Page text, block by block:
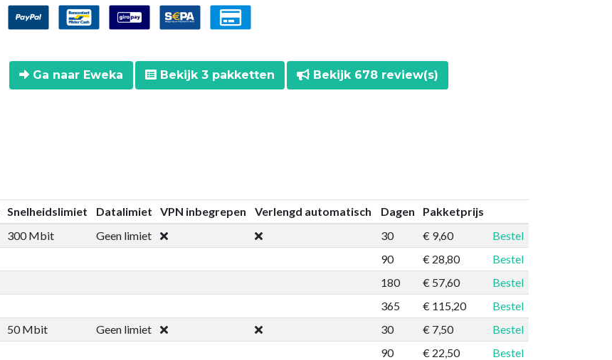
Ga naar Eweka Bekijk 3 pakketten Bekijk 678 review(s)
Snelheidslimiet Datalimiet VPN inbegrepen Verlengd automatisch Dagen
Pakketprijs
300 Mbit Geen limiet 30 € 9,60
Bestel
90
€ 28,80
Bestel
180
€ 57,60
Bestel
365
€ 115,20
Bestel
50 Mbit Geen limiet 30 € 7,50
Bestel
90
€ 22,50
Bestel